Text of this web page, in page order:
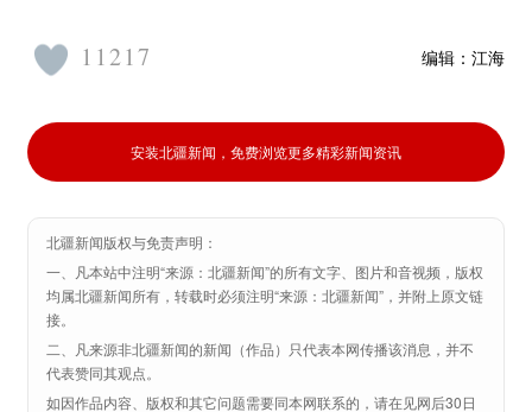
编辑： 江海
11217
安装北疆新闻，免费浏览更多精彩新闻资讯
北疆新闻版权与免责声明：
一、凡本站中注明“来源：北疆新闻”的所有文字、图片和音视频，版权
均属北疆新闻所有，转载时必须注明“来源：北疆新闻”，并附上原文链
接。
二、凡来源非北疆新闻的新闻（作品）只代表本网传播该消息，并不
代表赞同其观点。
如因作品内容、版权和其它问题需要同本网联系的，请在见网后30日